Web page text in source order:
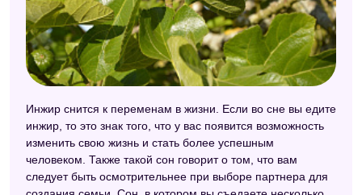
Инжир снится к переменам в жизни. Если во сне вы едите
инжир, то это знак того, что у вас появится возможность
изменить свою жизнь и стать более успешным
человеком. Также такой сон говорит о том, что вам
следует быть осмотрительнее при выборе партнера для